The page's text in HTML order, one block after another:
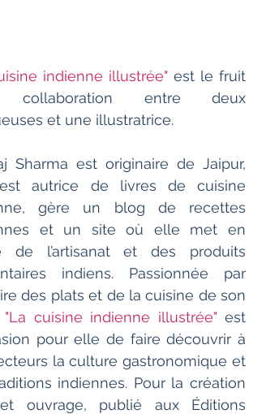
indienne illustrée" est le fruit
collaboration entre deux
et une illustratrice.
Sharma est originaire de Jaipur,
autrice de livres de cuisine
gère un blog de recettes
et un site où elle met en
de l’artisanat et des produits
indiens. Passionnée par
des plats et de la cuisine de son
"La cuisine indienne illustrée" est
pour elle de faire découvrir à
la culture gastronomique et
indiennes. Pour la création
ouvrage, publié aux Éditions